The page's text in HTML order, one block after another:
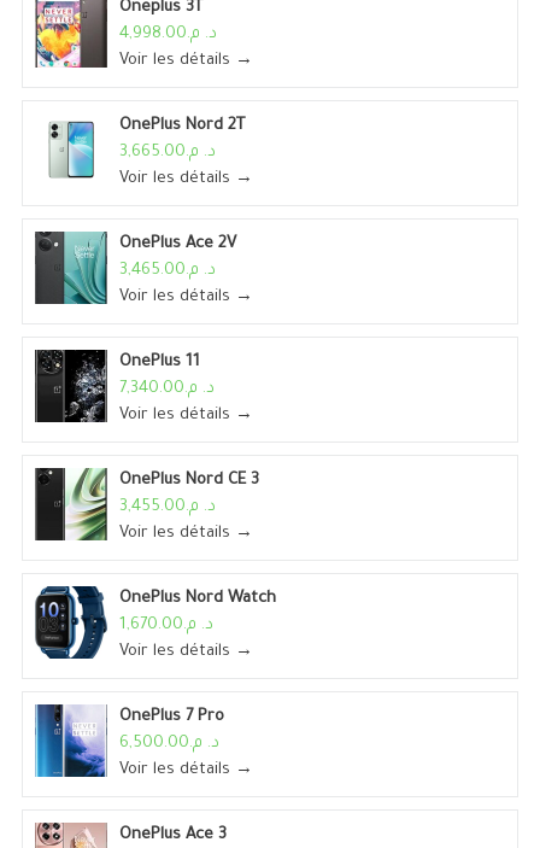
Oneplus 3T
د. م.4,998.00
Voir les détails →
OnePlus Nord 2T
د. م.3,665.00
Voir les détails →
OnePlus Ace 2V
د. م.3,465.00
Voir les détails →
OnePlus 11
د. م.7,340.00
Voir les détails →
OnePlus Nord CE 3
د. م.3,455.00
Voir les détails →
OnePlus Nord Watch
د. م.1,670.00
Voir les détails →
OnePlus 7 Pro
د. م.6,500.00
Voir les détails →
OnePlus Ace 3